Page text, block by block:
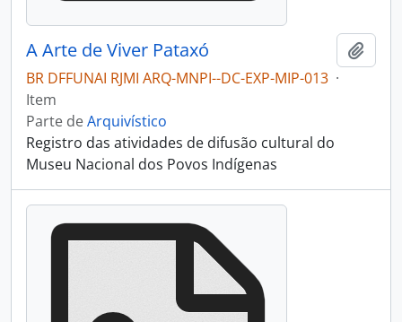
A Arte de Viver Pataxó
BR DFFUNAI RJMI ARQ-MNPI--DC-EXP-MIP-013 ·
Item
Parte deArquivístico
Registro das atividades de difusão cultural do
Museu Nacional dos Povos Indígenas